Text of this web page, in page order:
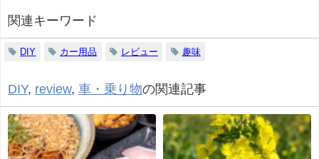
関連キーワード
DIY カー用品 レビュー 趣味
DIY, review, 車・乗り物の関連記事